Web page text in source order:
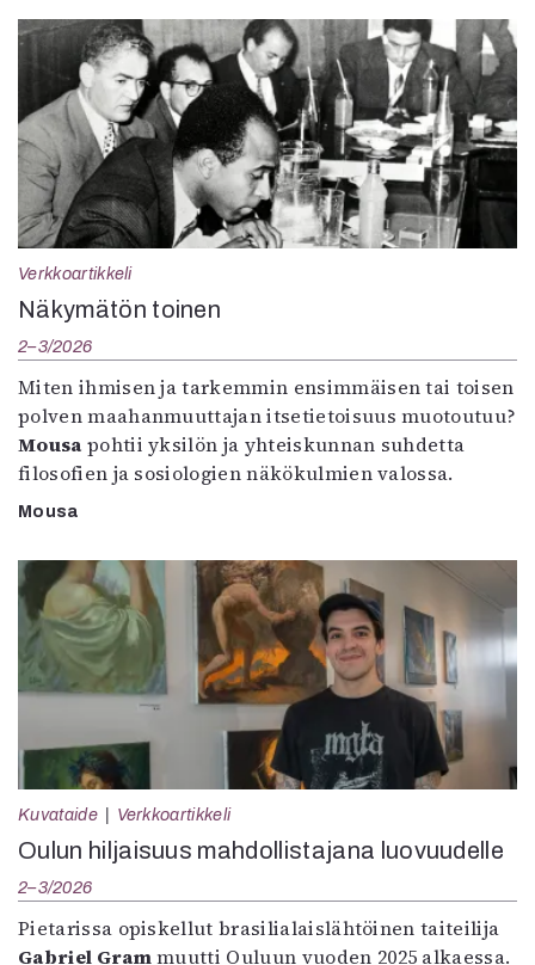
Verkkoartikkeli
Näkymätön toinen
2–3/2026
Miten ihmisen ja tarkemmin ensimmäisen tai toisen
polven maahanmuuttajan itsetietoisuus muotoutuu?
Mousa pohtii yksilön ja yhteiskunnan suhdetta
filosofien ja sosiologien näkökulmien valossa.
Mousa
Kuvataide Verkkoartikkeli
Oulun hiljaisuus mahdollistajana luovuudelle
2–3/2026
Pietarissa opiskellut brasilialaislähtöinen taiteilija
Gabriel Grammuutti Ouluun vuoden 2025 alkaessa.